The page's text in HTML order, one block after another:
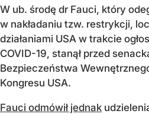
W ub. środę dr Fauci, który
w nakładaniu tzw. restrykcji,
działaniami USA w trakcie
COVID-19, stanął przed
Bezpieczeństwa
Kongresu USA.
Fauci odmówił jednak